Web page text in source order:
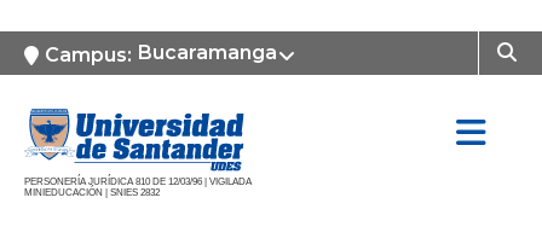
Campus: Bucaramanga
PERSONERÍA JURÍDICA 810 DE 12/03/96 | VIGILADA
MINIEDUCACIÓN | SNIES 2832